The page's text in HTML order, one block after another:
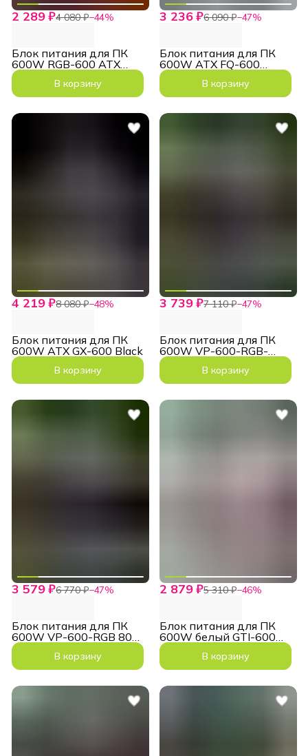
2 289 ₽4 080 ₽−44%
Блок питания для ПК
600W RGB-600 ATX
RGB подсветка
В корзину
3 236 ₽6 090 ₽−47%
Блок питания для ПК
600W ATX FQ-600
2х4+4pin 2x6+2pin
В корзину
4 219 ₽8 080 ₽−48%
Блок питания для ПК
600W ATX GX-600 Black
В корзину
3 739 ₽7 110 ₽−47%
Блок питания для ПК
600W VP-600-RGB-
MODULAR 80+ Bronze
В корзину
3 579 ₽6 770 ₽−47%
Блок питания для ПК
600W VP-600-RGB 80+
Bronze ATX
В корзину
2 879 ₽5 310 ₽−46%
Блок питания для ПК
600W белый GTI-600
ATX 140мм
В корзину